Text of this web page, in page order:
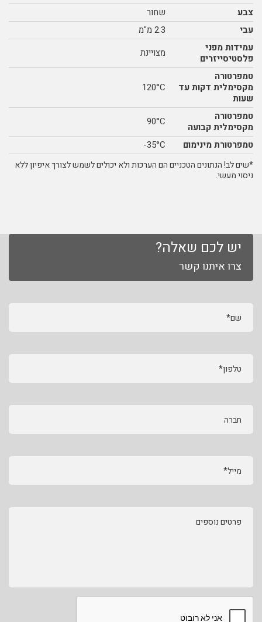
צבע
שחור
עבי
2.3 מ"מ
עמידות מפני
פלסטיסייזרים
מצויינת
טמפרטורה
מקסימלית דקות עד
שעות
120°C
טמפרטורה
מקסימלית קבועה
90°C
טמפרטורת מינימום
35°C-
*שים לב! הנתונים הטכניים הם הערכות ולא יכולים לשמש לצורך איפיון ללא
ניסוי מעשי.
יש לכם שאלה?
צרו איתנו קשר
שם*
טלפון*
חברה
מייל*
פרטים נוספים